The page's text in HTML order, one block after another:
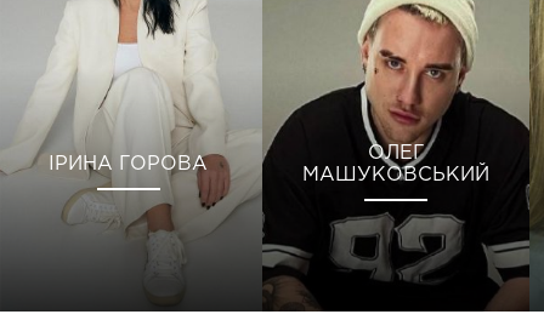
ІРИНА ГОРОВА
ОЛЕГ
МАШУКОВСЬКИЙ